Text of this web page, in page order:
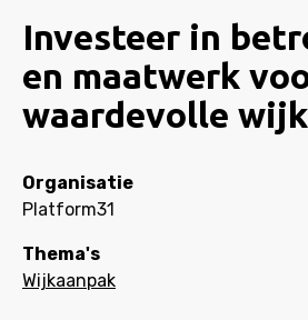
Investeer in
en maatwerk
waardevolle
Organisatie
Platform31
Thema's
Wijkaanpak